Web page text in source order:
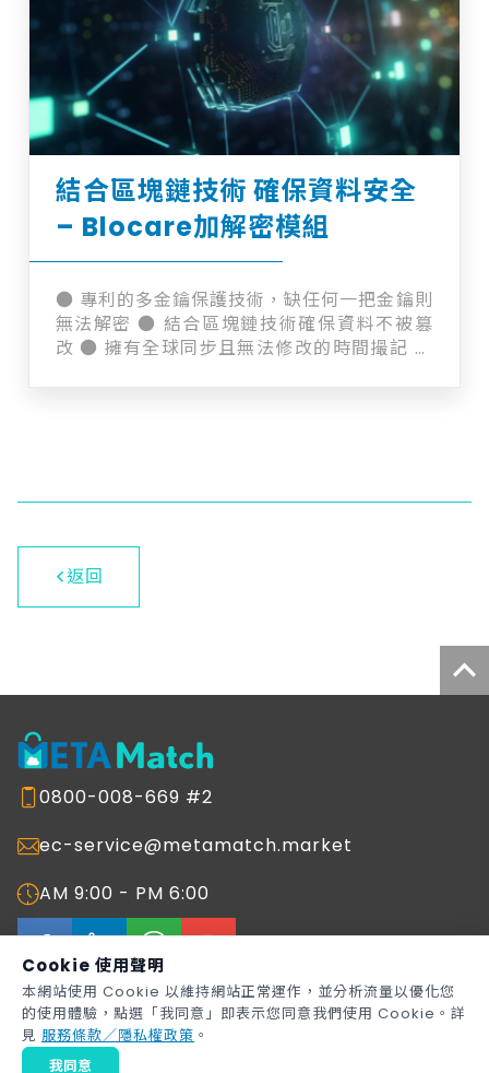
結合區塊鏈技術 確保資料安全
– Blocare加解密模組
● 專利的多金鑰保護技術，缺任何一把金鑰則
無法解密 ● 結合區塊鏈技術確保資料不被篡
改 ● 擁有全球同步且無法修改的時間撮記 ●
返回
0800-008-669 #2
ec-service@metamatch.market
AM 9:00 - PM 6:00
Copyright © 2026Metaage Corporation
METAMatch 生態圈媒合平台網站服務條款
Cookie 使用聲明
本網站使用 Cookie 以維持網站正常運作，並分析流量以優化您
的使用體驗，點選「我同意」即表示您同意我們使用 Cookie。詳
見 服務條款／隱私權政策 。
我同意